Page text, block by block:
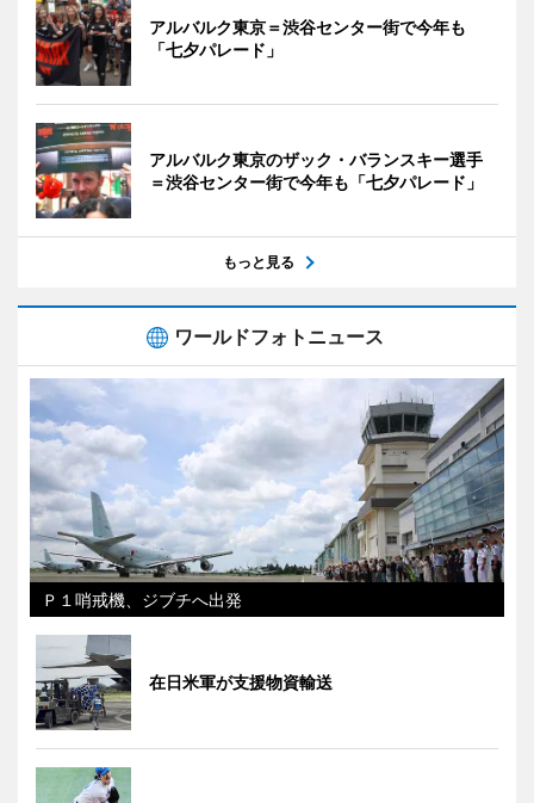
アルバルク東京＝渋谷センター街で今年も
「七夕パレード」
アルバルク東京のザック・バランスキー選手
＝渋谷センター街で今年も「七夕パレード」
もっと見る
ワールドフォトニュース
Ｐ１哨戒機、ジブチへ出発
在日米軍が支援物資輸送